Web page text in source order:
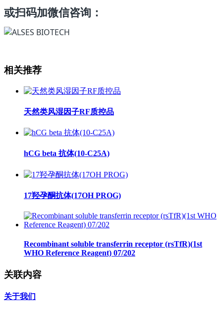
或扫码加微信咨询：
相关推荐
天然类风湿因子RF质控品
hCG beta 抗体(10-C25A)
17羟孕酮抗体(17OH PROG)
Recombinant soluble transferrin receptor (rsTfR)(1st
WHO Reference Reagent) 07/202
关联内容
关于我们